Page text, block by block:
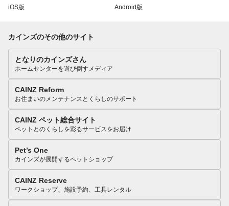
iOS版 Android版
カインズのその他のサイト
となりのカインズさん
ホームセンターを遊び倒すメディア
CAINZ Reform
お住まいのメンテナンスとくらしのサポート
CAINZ ペット総合サイト
ペットとのくらしを彩るサービスをお届け
Pet’s One
カインズが展開するペットショップ
CAINZ Reserve
ワークショップ、施設予約、工具レンタル